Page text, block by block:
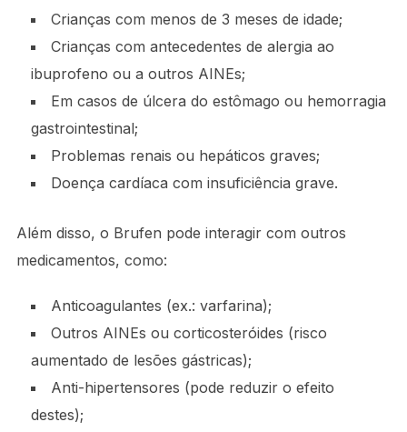
Crianças com menos de 3 meses de idade;
Crianças com antecedentes de alergia ao
ibuprofeno ou a outros AINEs;
Em casos de úlcera do estômago ou hemorragia
gastrointestinal;
Problemas renais ou hepáticos graves;
Doença cardíaca com insuficiência grave.
Além disso, o Brufen pode interagir com outros
medicamentos, como:
Anticoagulantes (ex.: varfarina);
Outros AINEs ou corticosteróides (risco
aumentado de lesões gástricas);
Anti-hipertensores (pode reduzir o efeito
destes);